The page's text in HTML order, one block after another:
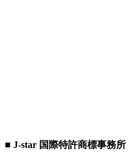
■ J-star 国際特許商標事務所